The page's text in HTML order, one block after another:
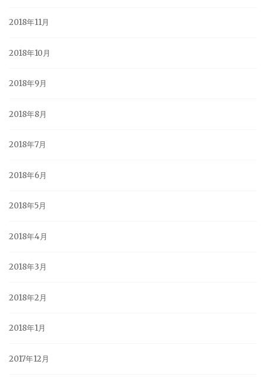
2018年11月
2018年10月
2018年9月
2018年8月
2018年7月
2018年6月
2018年5月
2018年4月
2018年3月
2018年2月
2018年1月
2017年12月